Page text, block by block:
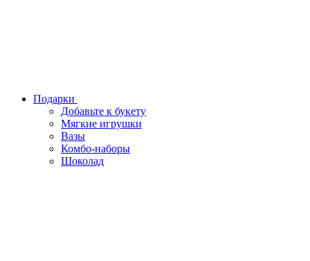
Подарки
Добавьте к букету
Мягкие игрушки
Вазы
Комбо-наборы
Шоколад